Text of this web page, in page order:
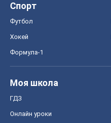
Спорт
Футбол
Хокей
Формула-1
Моя школа
ГДЗ
Онлайн уроки